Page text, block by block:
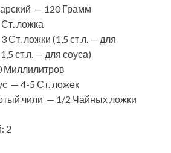
— 120 Грамм
ложка
Ст. ложки (1,5 ст.л. — для
ст.л. — для соуса)
— 4-5 Ст. ложек
чили — 1/2 Чайных ложки
2